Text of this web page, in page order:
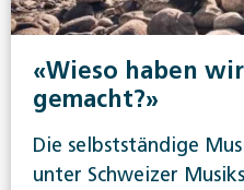
«Wieso haben
gemacht?»
Die selbstständige
unter Schweizer